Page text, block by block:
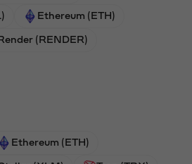
Ethereum (ETH)
Render (RENDER)
Ethereum (ETH)